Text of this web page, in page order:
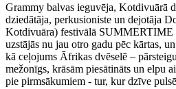
Grammy balvas ieguvēja, Kotdivuārā
dziedātāja, perkusioniste un dejotāja
Kotdivuāra) festivālā SUMMERTIME
uzstājās nu jau otro gadu pēc kārtas,
kā ceļojums Āfrikas dvēselē –
mežonīgs, krāsām piesātināts un elpu
pie pirmsākumiem - tur, kur dzīve